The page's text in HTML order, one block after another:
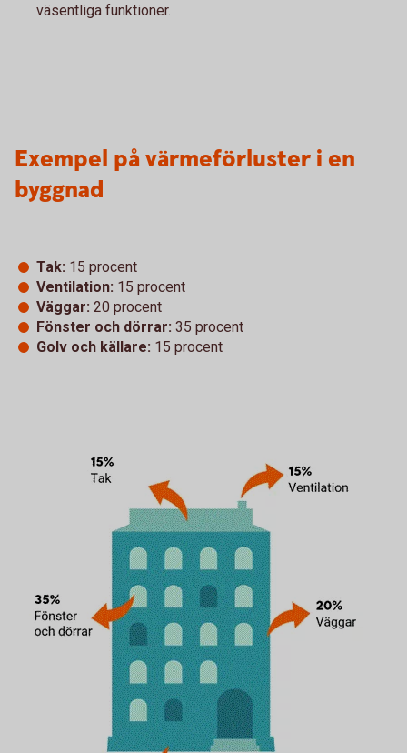
väsentliga funktioner.
Exempel på värmeförluster i en
byggnad
Tak: 15 procent
Ventilation: 15 procent
Väggar: 20 procent
Fönster och dörrar: 35 procent
Golv och källare: 15 procent